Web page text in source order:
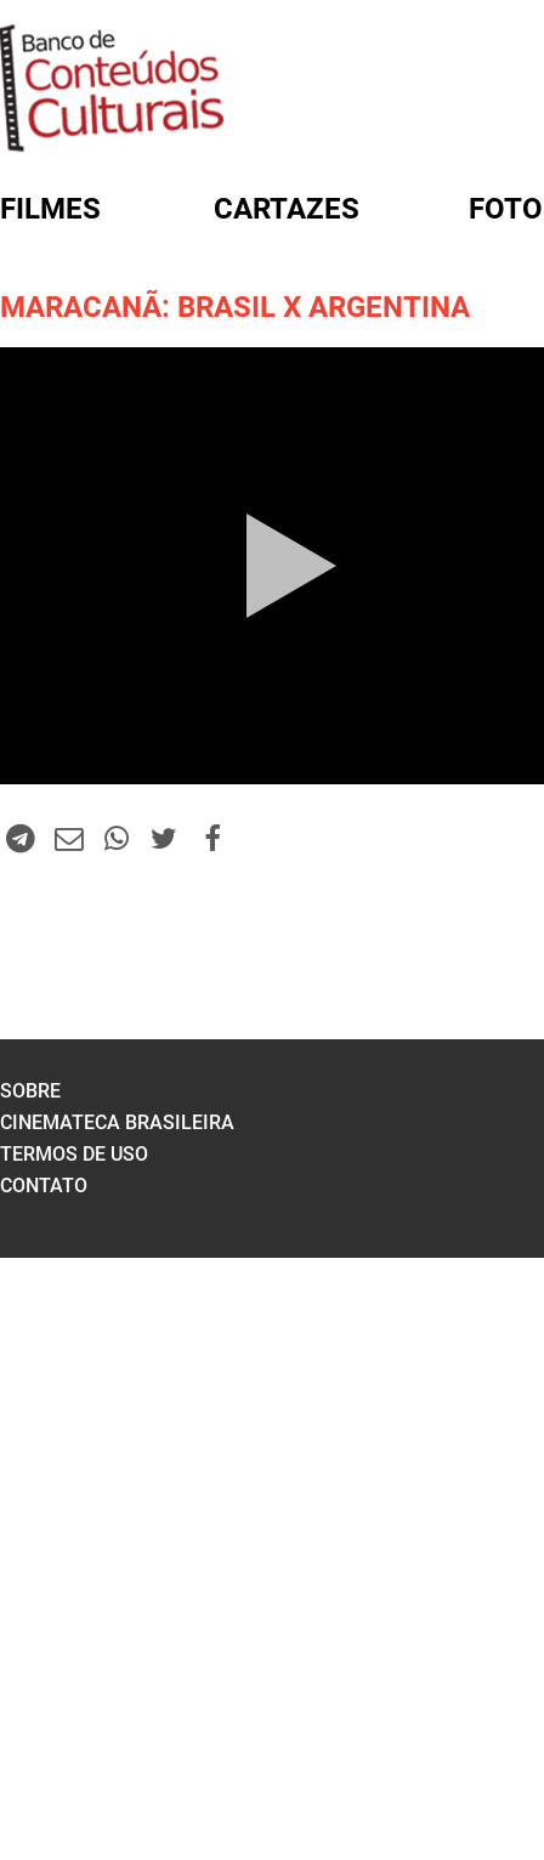
FILMES CARTAZES
MARACANÃ: BRASIL X ARGENTINA
FORMULÁRIO DE BUSCA
SOBRE
CINEMATECA BRASILEIRA
TERMOS DE USO
CONTATO